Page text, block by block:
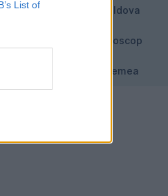
List of
a
Moldova
Horoscop
Vremea